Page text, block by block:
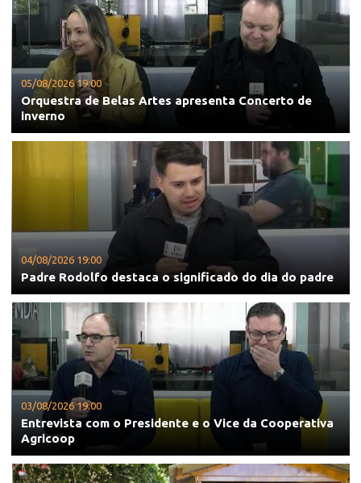
05/08/2026 19:00
Orquestra de Belas Artes apresenta Concerto de
inverno
04/08/2026 19:00
Padre Rodolfo destaca o significado do dia do padre
03/08/2026 19:00
Entrevista com o Presidente e o Vice da Cooperativa
Agricoop